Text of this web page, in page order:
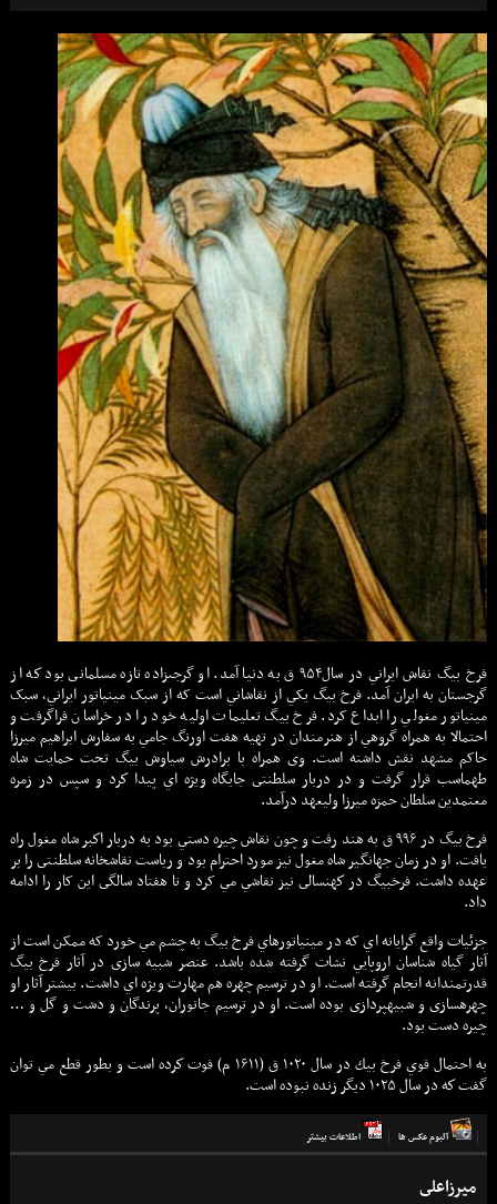
فرخ بيگ نقاش ايراني در سال۹۵۴ ق به دنيا آمد. او گرجى‏زاده تازه ‏مسلمانى بود كه از
گرجستان به ايران آمد. فرخ بيگ يکي از نقاشاني است که از سبک مينياتور ايراني، سبک
مينياتور مغولي را ابداع کرد. فرخ بيگ تعليمات اوليه خود را در خراسان فراگرفت و
احتمالا به همراه گروهي از هنرمندان در تهيه هفت اورنگ جامي به سفارش ابراهيم ميرزا
حاکم مشهد نقش داشته است. وى همراه با برادرش سياوش‏ بيگ تحت حمايت شاه‏
طهماسب قرار گرفت و در دربار سلطنتى جايگاه ويژه اي پيدا كرد و سپس در زمره
معتمدين سلطان حمزه ميرزا وليعهد درآمد.
فرخ بيگ در ۹۹۶ ق به هند رفت و چون نقاش چيره دستي بود به دربار اكبر شاه مغول راه
يافت. او در زمان جهانگير شاه مغول نيز مورد احترام بود و رياست نقاشخانه سلطنتى را بر
عهده داشت. فرخ‏بيگ در كهنسالى نيز نقاشي مي کرد و تا هفتاد سالگى اين کار را ادامه
داد.
جزئيات واقع گرايانه اي که در مينياتورهاي فرخ بيگ به چشم مي خورد که ممکن است از
آثار گياه شناسان اروپايي نشات گرفته شده باشد. عنصر شبيه‏ سازى در آثار فرخ بيگ
قدرتمندانه انجام گرفته است. او در ترسيم چهره هم مهارت ويژه اي داشت. بيشتر آثار او
چهره‏سازى و شبيه‏پردازى بوده است. او در ترسيم جانوران، پرندگان و دشت و گل و …
چيره دست بود.
به احتمال قوي فرخ بيك در سال ۱۰۲۰ ق (۱۶۱۱ م) فوت كرده است و بطور قطع مي توان
گفت كه در سال ۱۰۲۵ ديگر زنده نبوده است.
آلبوم عكس ها اطلاعات بيشتر
ميرزاعلى